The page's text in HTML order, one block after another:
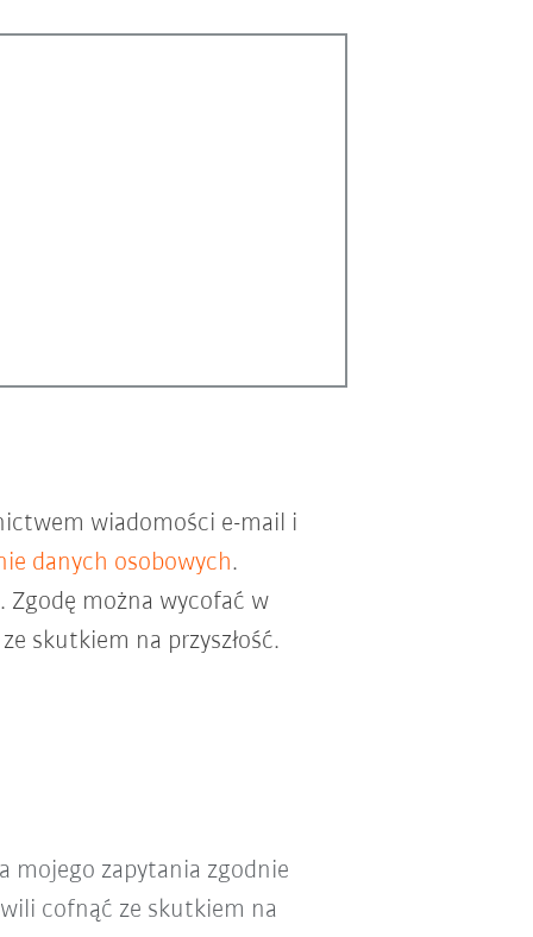
wiadomości e-mail i
danych osobowych.
można wycofać w
ze skutkiem na przyszłość.
mojego zapytania zgodnie
cofnąć ze skutkiem na